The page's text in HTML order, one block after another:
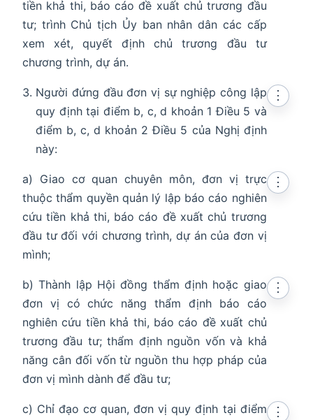
tiền khả thi, báo cáo đề xuất chủ trương đầu
tư; trình Chủ tịch Ủy ban nhân dân các cấp
xem xét, quyết định chủ trương đầu tư
chương trình, dự án.
Người đứng đầu đơn vị sự nghiệp công lập
quy định tại điểm b, c, d khoản 1 Điều 5 và
điểm b, c, d khoản 2 Điều 5 của Nghị định
này:
⋮
a) Giao cơ quan chuyên môn, đơn vị trực
thuộc thẩm quyền quản lý lập báo cáo nghiên
cứu tiền khả thi, báo cáo đề xuất chủ trương
đầu tư đối với chương trình, dự án của đơn vị
mình;
⋮
b) Thành lập Hội đồng thẩm định hoặc giao
đơn vị có chức năng thẩm định báo cáo
nghiên cứu tiền khả thi, báo cáo đề xuất chủ
trương đầu tư; thẩm định nguồn vốn và khả
năng cân đối vốn từ nguồn thu hợp pháp của
đơn vị mình dành để đầu tư;
⋮
c) Chỉ đạo cơ quan, đơn vị quy định tại điểm
⋮